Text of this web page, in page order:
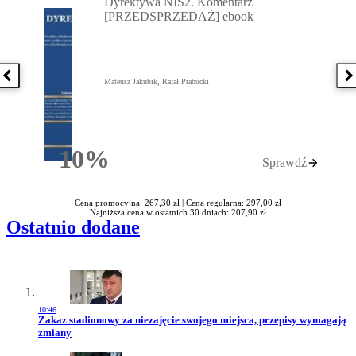
Poprzednia książka
10%Rabatu
[PRZEDSPRZEDAŻ] ebook
Mateusz Jakubik, Rafał Prabucki
Sprawdź
Cena promocyjna: 267,30 zł | Cena regularna: 297,00 zł
Najniższa cena w ostatnich 30 dniach: 207,90 zł
Ostatnio dodane
10:46
Przejdź do artykułu:
Zakaz stadionowy za niezajęcie swojego miejsca, przepisy wymagają
zmiany